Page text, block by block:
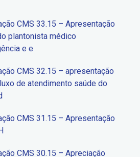
CMS 33.15 – Apresentação
plantonista médico
e e
CMS 32.15 – apresentação
de atendimento saúde do
CMS 31.15 – Apresentação
CMS 30.15 – Apreciação